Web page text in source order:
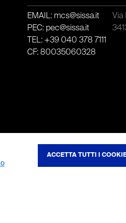
EMAIL: mcs@sissa.it
PEC: pec@sissa.it
TEL: +39 040 378 7111
CF: 80035060328
Via
ACCETTA TUTTI I